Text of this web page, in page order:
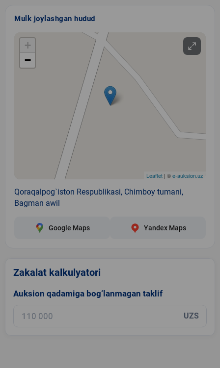
Mulk joylashgan hudud
+
−
Leaflet | ©e-auksion.uz
Qoraqalpog`iston Respublikasi, Chimboy tumani,
Bagman awil
Google Maps Yandex Maps
Zakalat kalkulyatori
Auksion qadamiga bog‘lanmagan taklif
UZS